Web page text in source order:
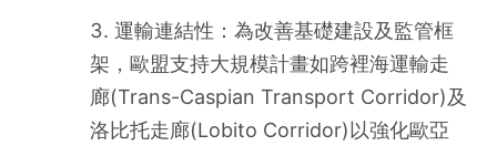
3. 運輸連結性：為改善基礎建設及監管框
架，歐盟支持大規模計畫如跨裡海運輸走
廊(Trans-Caspian Transport Corridor)及
洛比托走廊(Lobito Corridor)以強化歐亞